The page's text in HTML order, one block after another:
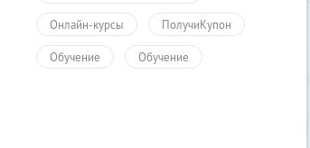
Онлайн-курсы ПолучиКупон
Обучение Обучение